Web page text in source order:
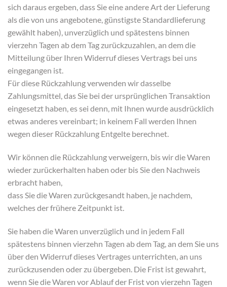
sich daraus ergeben, dass Sie eine andere Art der Lieferung
als die von uns angebotene, günstigste Standardlieferung
gewählt haben), unverzüglich und spätestens binnen
vierzehn Tagen ab dem Tag zurückzuzahlen, an dem die
Mitteilung über Ihren Widerruf dieses Vertrags bei uns
eingegangen ist.
Für diese Rückzahlung verwenden wir dasselbe
Zahlungsmittel, das Sie bei der ursprünglichen Transaktion
eingesetzt haben, es sei denn, mit Ihnen wurde ausdrücklich
etwas anderes vereinbart; in keinem Fall werden Ihnen
wegen dieser Rückzahlung Entgelte berechnet.
Wir können die Rückzahlung verweigern, bis wir die Waren
wieder zurückerhalten haben oder bis Sie den Nachweis
erbracht haben,
dass Sie die Waren zurückgesandt haben, je nachdem,
welches der frühere Zeitpunkt ist.
Sie haben die Waren unverzüglich und in jedem Fall
spätestens binnen vierzehn Tagen ab dem Tag, an dem Sie uns
über den Widerruf dieses Vertrages unterrichten, an uns
zurückzusenden oder zu übergeben. Die Frist ist gewahrt,
wenn Sie die Waren vor Ablauf der Frist von vierzehn Tagen